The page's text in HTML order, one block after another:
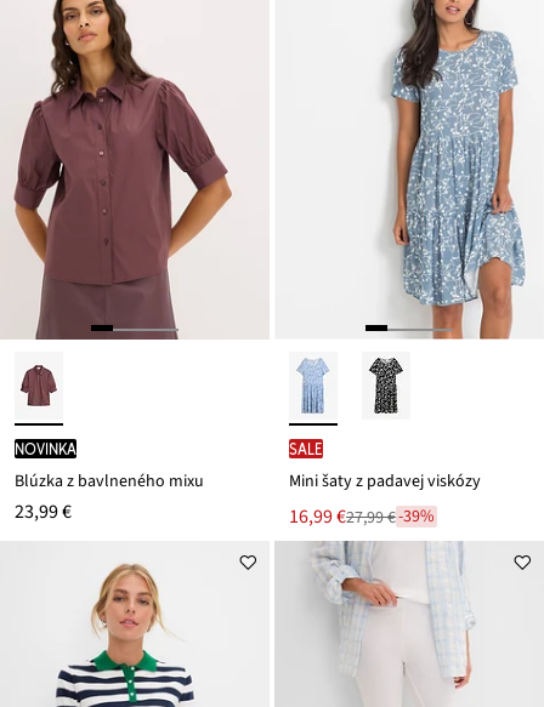
novinka
Blúzka z bavlneného mixu
23,99 €
SALE
Mini šaty z padavej viskózy
Nová
cena
16,99 €
Zľava
ceny
27,99 €
27,99 €-39%